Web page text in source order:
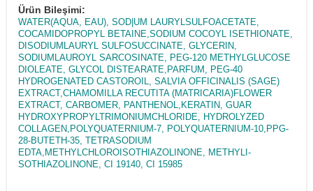
Ürün Bileşimi:
WATER(AQUA, EAU), SOD|UM LAURYLSULFOACETATE,
COCAMIDOPROPYL BETAINE,SODIUM COCOYL ISETHIONATE,
DISODIUMLAURYL SULFOSUCCINATE, GLYCERIN,
SODIUMLAUROYL SARCOSINATE, PEG-120 METHYLGLUCOSE
DIOLEATE, GLYCOL DISTEARATE,PARFUM, PEG-40
HYDROGENATED CASTOROIL, SALVIA OFFICINALIS (SAGE)
EXTRACT,CHAMOMILLA RECUTITA (MATRICARIA)FLOWER
EXTRACT, CARBOMER, PANTHENOL,KERATIN, GUAR
HYDROXYPROPYLTRIMONIUMCHLORIDE, HYDROLYZED
COLLAGEN,POLYQUATERNIUM-7, POLYQUATERNIUM-10,PPG-
28-BUTETH-35, TETRASODIUM
EDTA,METHYLCHLOROISOTHIAZOLINONE, METHYLI-
SOTHIAZOLINONE, CI 19140, CI 15985